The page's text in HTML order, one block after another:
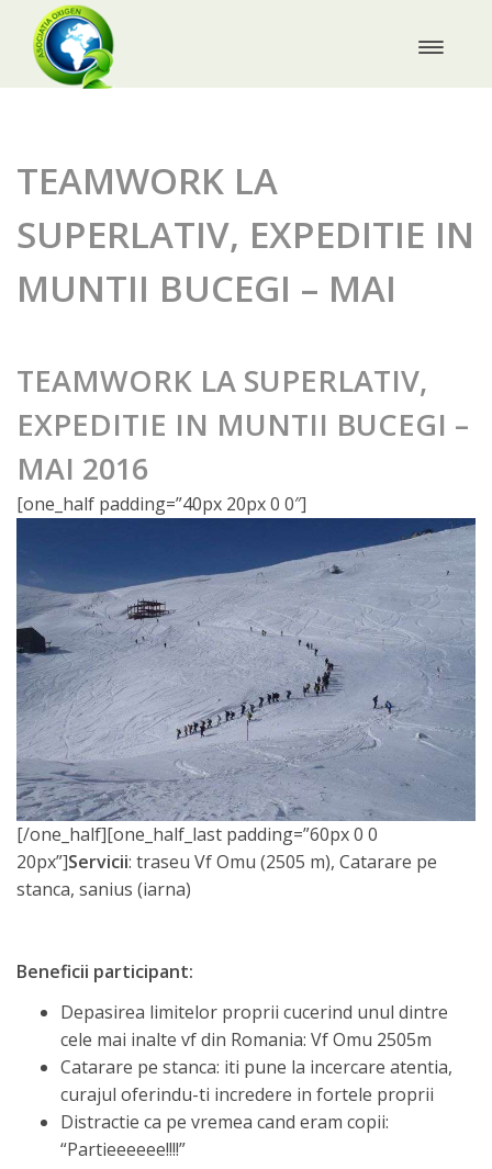
TEAMWORK LA
SUPERLATIV, EXPEDITIE IN
MUNTII BUCEGI – MAI
TEAMWORK LA SUPERLATIV,
EXPEDITIE IN MUNTII BUCEGI –
MAI 2016
[one_half padding=”40px 20px 0 0″]
[/one_half][one_half_last padding=”60px 0 0
20px”]Servicii: traseu Vf Omu (2505 m), Catarare pe
stanca, sanius (iarna)
Beneficii participant:
Depasirea limitelor proprii cucerind unul dintre
cele mai inalte vf din Romania: Vf Omu 2505m
Catarare pe stanca: iti pune la incercare atentia,
curajul oferindu-ti incredere in fortele proprii
Distractie ca pe vremea cand eram copii:
“Partieeeeee!!!!”